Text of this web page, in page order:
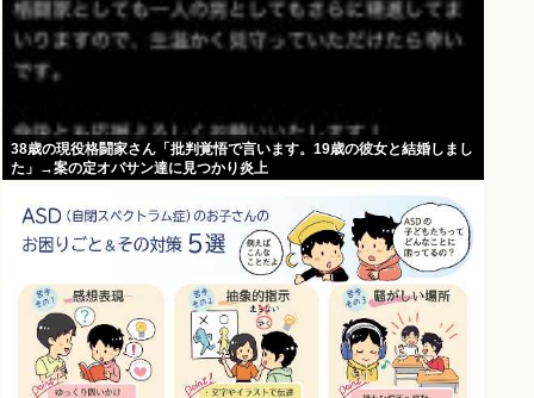
38歳の現役格闘家さん「批判覚悟で言います。19歳の彼女と結婚しまし
た」→案の定オバサン達に見つかり炎上